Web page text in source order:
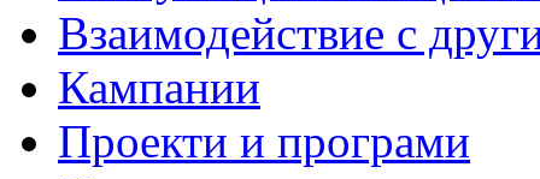
Взаимодействие с
Кампании
Проекти и програми